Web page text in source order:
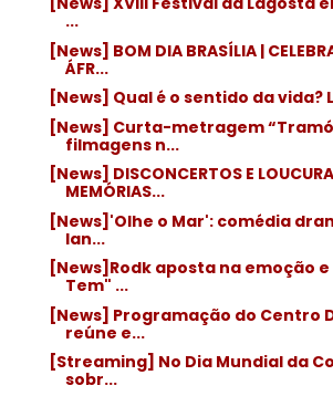
...
[News] BOM DIA BRASÍLIA |
ÁFR...
[News] Qual é o sentido da vida?
[News] Curta-metragem
filmagens n...
[News] DISCONCERTOS E
MEMÓRIAS...
[News]'Olhe o Mar': comédia
lan...
[News]Rodk aposta na emoção
Tem" ...
[News] Programação do Centro
reúne e...
[Streaming] No Dia Mundial da
sobr...